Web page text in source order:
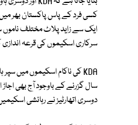
ایک سے زاید پلاٹ مختلف ناموں
سرکاری اسکیموں کی قرعہ اندازی
دوسری اتھارٹیز نے رہائشی